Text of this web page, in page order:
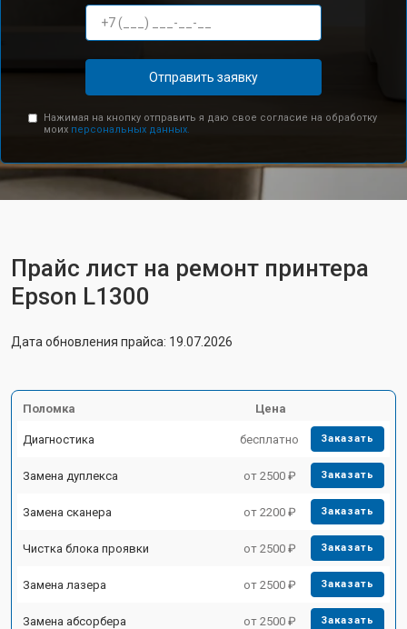
Отправить заявку
Нажимая на кнопку отправить я даю свое согласие на обработку
моих персональных данных.
Прайс лист на ремонт принтера
Epson L1300
Дата обновления прайса: 19.07.2026
Поломка Цена
Диагностика бесплатно Заказать
Замена дуплекса от 2500 ₽ Заказать
Замена сканера от 2200 ₽ Заказать
Чистка блока проявки от 2500 ₽ Заказать
Замена лазера от 2500 ₽ Заказать
Замена абсорбера от 2500 ₽ Заказать